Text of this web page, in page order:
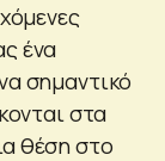
ένα
σημαντικό
στα
θέση στο